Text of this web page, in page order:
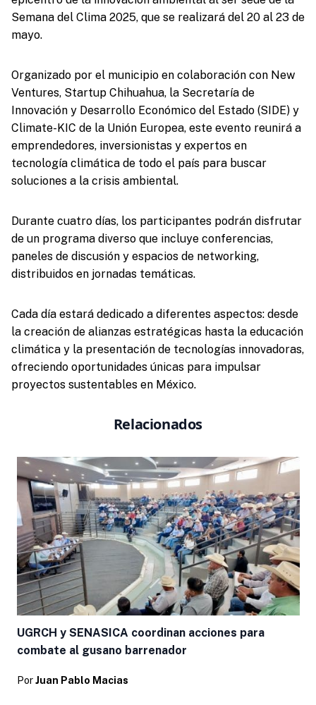
Semana del Clima 2025, que se realizará del 20 al 23 de
mayo.
Organizado por el municipio en colaboración con New
Ventures, Startup Chihuahua, la Secretaría de
Innovación y Desarrollo Económico del Estado (SIDE) y
Climate-KIC de la Unión Europea, este evento reunirá a
emprendedores, inversionistas y expertos en
tecnología climática de todo el país para buscar
soluciones a la crisis ambiental.
Durante cuatro días, los participantes podrán disfrutar
de un programa diverso que incluye conferencias,
paneles de discusión y espacios de networking,
distribuidos en jornadas temáticas.
Cada día estará dedicado a diferentes aspectos: desde
la creación de alianzas estratégicas hasta la educación
climática y la presentación de tecnologías innovadoras,
ofreciendo oportunidades únicas para impulsar
proyectos sustentables en México.
Relacionados
UGRCH y SENASICA coordinan acciones para
combate al gusano barrenador
Por Juan Pablo Macias